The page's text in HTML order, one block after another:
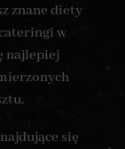
znane diety
w
najlepiej
się